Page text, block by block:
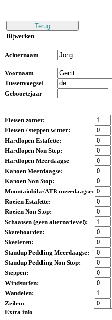
Bijwerken
Achternaam
Voornaam
Tussenvoegsel
Geboortejaar
Fietsen zomer:
Fietsen / steppen winter:
Hardlopen Estafette:
Hardlopen Non Stop:
Hardlopen Meerdaagse:
Kanoen Meerdaagse:
Kanoen Non Stop:
Mountainbike/ATB meerdaagse:
Roeien Estafette:
Roeien Non Stop:
Schaatsen (geen alternatieve!):
Skateboarden:
Skeeleren:
Standup Peddling Meerdaagse:
Standup Peddling Non Stop:
Steppen:
Windsurfen:
Wandelen:
Zeilen:
Extra info